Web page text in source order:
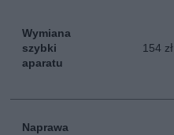
Wymiana
szybki
aparatu
154 zł
Naprawa